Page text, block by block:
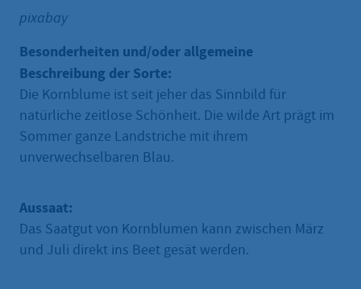
pixabay
Besonderheiten und/oder allgemeine
Beschreibung der Sorte:
Die Kornblume ist seit jeher das Sinnbild für
natürliche zeitlose Schönheit. Die wilde Art prägt im
Sommer ganze Landstriche mit ihrem
unverwechselbaren Blau.
Aussaat:
Das Saatgut von Kornblumen kann zwischen März
und Juli direkt ins Beet gesät werden.